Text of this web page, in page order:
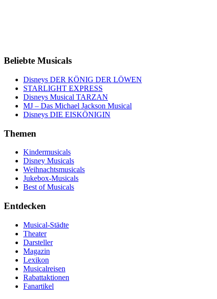
Beliebte Musicals
Disneys DER KÖNIG DER LÖWEN
STARLIGHT EXPRESS
Disneys Musical TARZAN
MJ – Das Michael Jackson Musical
Disneys DIE EISKÖNIGIN
Themen
Kindermusicals
Disney Musicals
Weihnachtsmusicals
Jukebox-Musicals
Best of Musicals
Entdecken
Musical-Städte
Theater
Darsteller
Magazin
Lexikon
Musicalreisen
Rabattaktionen
Fanartikel